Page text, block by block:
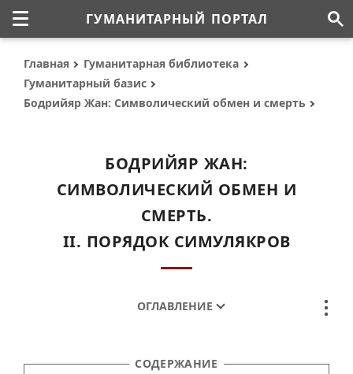
ГУМАНИТАРНЫЙ ПОРТАЛ
Главная
Гуманитарная библиотека
Гуманитарный базис
Бодрийяр Жан: Символический обмен и смерть
БОДРИЙЯР ЖАН:
СИМВОЛИЧЕСКИЙ ОБМЕН И
СМЕРТЬ.
II. ПОРЯДОК СИМУЛЯКРОВ
ОГЛАВЛЕНИЕ
СОДЕРЖАНИЕ